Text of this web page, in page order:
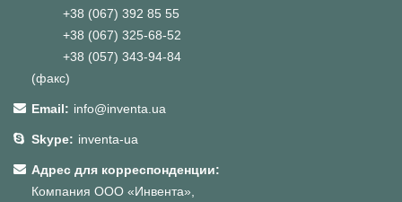
+38 (067) 392 85 55
+38 (067) 325-68-52
+38 (057) 343-94-84
(факс)
Email: info@inventa.ua
Skype: inventa-ua
Адрес для корреспонденции:
Компания ООО «Инвента»,